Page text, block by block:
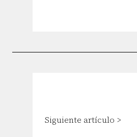
Siguiente artículo >